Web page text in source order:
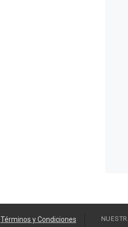
Términos y Condiciones